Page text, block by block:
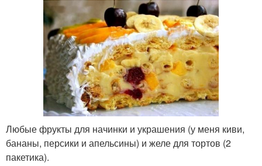
Любые фрукты для начинки и украшения (у меня киви,
бананы, персики и апельсины) и желе для тортов (2
пакетика).